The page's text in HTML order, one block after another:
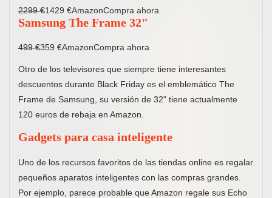
2299 €1429 €AmazonCompra ahora
Samsung The Frame 32"
499 €359 €AmazonCompra ahora
Otro de los televisores que siempre tiene interesantes
descuentos durante Black Friday es el emblemático The
Frame de Samsung, su versión de 32" tiene actualmente
120 euros de rebaja en Amazon.
Gadgets para casa inteligente
Uno de los recursos favoritos de las tiendas online es regalar
pequeños aparatos inteligentes con las compras grandes.
Por ejemplo, parece probable que Amazon regale sus Echo